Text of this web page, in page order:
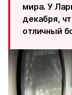
мира. У
декабря,
отличный